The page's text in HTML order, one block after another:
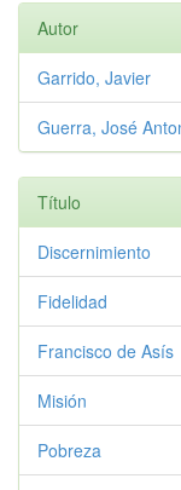
Autor
Garrido, Javier
Guerra, José
Título
Discernimiento
Fidelidad
Francisco de Asís
Misión
Pobreza